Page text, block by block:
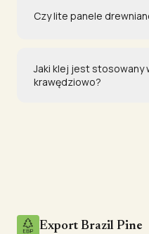
Czy lite panele
Jaki klej jest stosowany
krawędziowo?
Export Brazil Pine